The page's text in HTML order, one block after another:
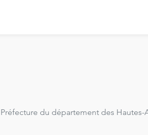
du département des